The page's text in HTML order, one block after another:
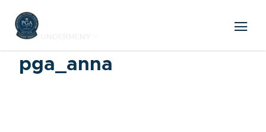
VISA UNDERMENY
pga_anna